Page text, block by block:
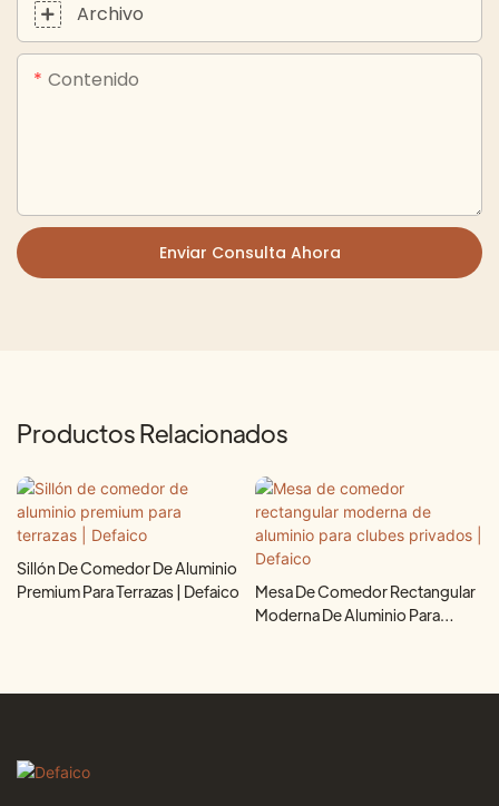
Archivo
Contenido
Enviar Consulta Ahora
Productos Relacionados
Sillón De Comedor De Aluminio
Premium Para Terrazas | Defaico
Mesa De Comedor Rectangular
Moderna De Aluminio Para